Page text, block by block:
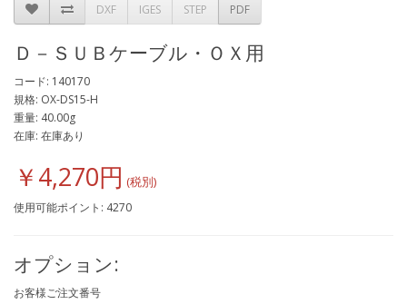
DXF IGES STEP PDF
Ｄ－ＳＵＢケーブル・ＯＸ用
コード: 140170
規格: OX-DS15-H
重量: 40.00g
在庫: 在庫あり
￥4,270円
使用可能ポイント: 4270
オプション:
お客様ご注文番号